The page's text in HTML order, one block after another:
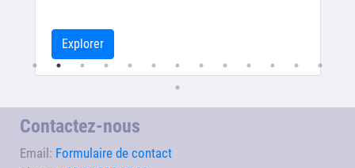
Explorer
Contactez-nous
Email: Formulaire de contact